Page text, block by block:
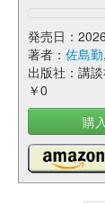
発売日：
著者： 佐島勤,
出版社：講
￥0
購